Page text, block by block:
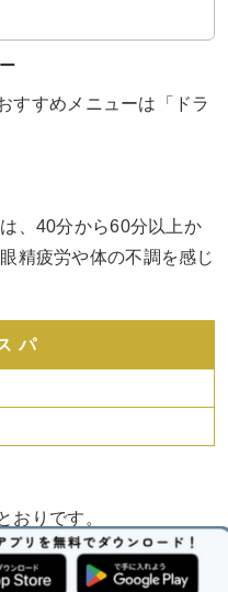
すすめメニューは「ドラ
、40分から60分以上か
精疲労や体の不調を感じ
パ
おりです。
クスできる